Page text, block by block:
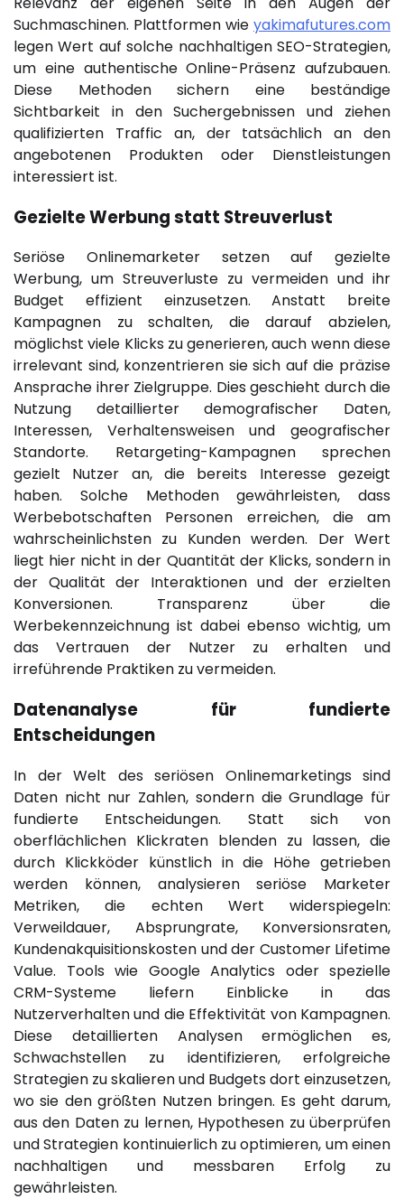
Suchmaschinen. Plattformen wie yakimafutures.com
legen Wert auf solche nachhaltigen SEO-Strategien,
um eine authentische Online-Präsenz aufzubauen.
Diese Methoden sichern eine beständige
Sichtbarkeit in den Suchergebnissen und ziehen
qualifizierten Traffic an, der tatsächlich an den
angebotenen Produkten oder Dienstleistungen
interessiert ist.
Gezielte Werbung statt Streuverlust
Seriöse Onlinemarketer setzen auf gezielte
Werbung, um Streuverluste zu vermeiden und ihr
Budget effizient einzusetzen. Anstatt breite
Kampagnen zu schalten, die darauf abzielen,
möglichst viele Klicks zu generieren, auch wenn diese
irrelevant sind, konzentrieren sie sich auf die präzise
Ansprache ihrer Zielgruppe. Dies geschieht durch die
Nutzung detaillierter demografischer Daten,
Interessen, Verhaltensweisen und geografischer
Standorte. Retargeting-Kampagnen sprechen
gezielt Nutzer an, die bereits Interesse gezeigt
haben. Solche Methoden gewährleisten, dass
Werbebotschaften Personen erreichen, die am
wahrscheinlichsten zu Kunden werden. Der Wert
liegt hier nicht in der Quantität der Klicks, sondern in
der Qualität der Interaktionen und der erzielten
Konversionen. Transparenz über die
Werbekennzeichnung ist dabei ebenso wichtig, um
das Vertrauen der Nutzer zu erhalten und
irreführende Praktiken zu vermeiden.
Datenanalyse für fundierte
Entscheidungen
In der Welt des seriösen Onlinemarketings sind
Daten nicht nur Zahlen, sondern die Grundlage für
fundierte Entscheidungen. Statt sich von
oberflächlichen Klickraten blenden zu lassen, die
durch Klickköder künstlich in die Höhe getrieben
werden können, analysieren seriöse Marketer
Metriken, die echten Wert widerspiegeln:
Verweildauer, Absprungrate, Konversionsraten,
Kundenakquisitionskosten und der Customer Lifetime
Value. Tools wie Google Analytics oder spezielle
CRM-Systeme liefern Einblicke in das
Nutzerverhalten und die Effektivität von Kampagnen.
Diese detaillierten Analysen ermöglichen es,
Schwachstellen zu identifizieren, erfolgreiche
Strategien zu skalieren und Budgets dort einzusetzen,
wo sie den größten Nutzen bringen. Es geht darum,
aus den Daten zu lernen, Hypothesen zu überprüfen
und Strategien kontinuierlich zu optimieren, um einen
nachhaltigen und messbaren Erfolg zu
gewährleisten.